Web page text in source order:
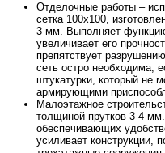
Отделочные работы –
сетка 100х100,
3 мм. Выполняет
увеличивает его
препятствует
сеть остро необходима,
штукатурки, который не
армирующими
Малоэтажное
толщиной прутков 3-4
обеспечивающих
усиливает конструкции,